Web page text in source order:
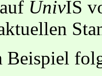
UnivIS
Beispiel